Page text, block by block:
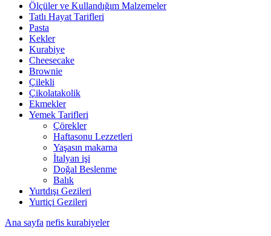
Ölçüler ve Kullandığım Malzemeler
Tatlı Hayat Tarifleri
Pasta
Kekler
Kurabiye
Cheesecake
Brownie
Çilekli
Çikolatakolik
Ekmekler
Yemek Tarifleri
Çörekler
Haftasonu Lezzetleri
Yaşasın makarna
İtalyan işi
Doğal Beslenme
Balık
Yurtdışı Gezileri
Yurtiçi Gezileri
Ana sayfa nefis kurabiyeler